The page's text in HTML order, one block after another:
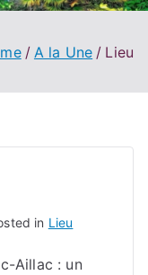
A la Une Lieu
in Lieu
Aillac : un